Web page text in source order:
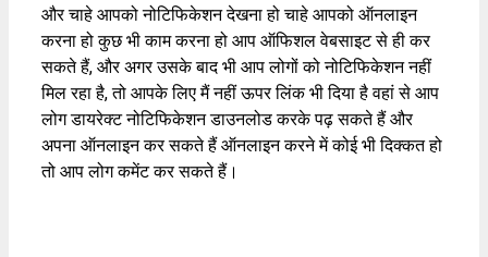
और चाहे आपको नोटिफिकेशन देखना हो चाहे आपको ऑनलाइन
करना हो कुछ भी काम करना हो आप ऑफिशल वेबसाइट से ही कर
सकते हैं, और अगर उसके बाद भी आप लोगों को नोटिफिकेशन नहीं
मिल रहा है, तो आपके लिए मैं नहीं ऊपर लिंक भी दिया है वहां से आप
लोग डायरेक्ट नोटिफिकेशन डाउनलोड करके पढ़ सकते हैं और
अपना ऑनलाइन कर सकते हैं ऑनलाइन करने में कोई भी दिक्कत हो
तो आप लोग कमेंट कर सकते हैं।